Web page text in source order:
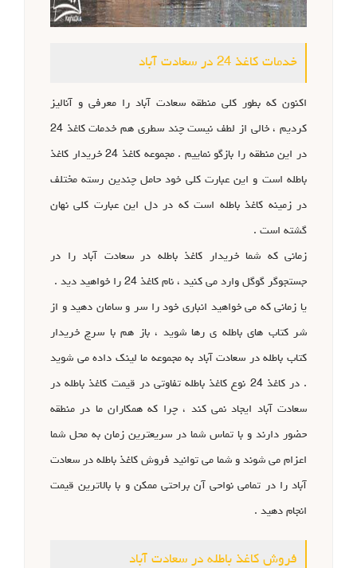
خدمات کاغذ 24 در سعادت آباد
اکنون که بطور کلی منطقه سعادت آباد را معرفی و آنالیز
کردیم ، خالی از لطف نیست چند سطری هم خدمات کاغذ 24
در این منطقه را بازگو نماییم . مجموعه کاغذ 24 خریدار کاغذ
باطله است و این عبارت کلی خود حامل چندین رسته مختلف
در زمینه کاغذ باطله است که در دل این عبارت کلی نهان
گشته است .
زمانی که شما خریدار کاغذ باطله در سعادت آباد را در
جستجوگر گوگل وارد می کنید ، نام کاغذ 24 را خواهید دید .
یا زمانی که می خواهید انباری خود را سر و سامان دهید و از
شر کتاب های باطله ی رها شوید ، باز هم با سرچ خریدار
کتاب باطله در سعادت آباد به مجموعه ما لینک داده می شوید
. در کاغذ 24 نوع کاغذ باطله تفاوتی در قیمت کاغذ باطله در
سعادت آباد ایجاد نمی کند ، چرا که همکاران ما در منطقه
حضور دارند و با تماس شما در سریعترین زمان به محل شما
اعزام می شوند و شما می توانید فروش کاغذ باطله در سعادت
آباد را در تمامی نواحی آن براحتی ممکن و با بالاترین قیمت
انجام دهید .
فروش کاغذ باطله در سعادت آباد